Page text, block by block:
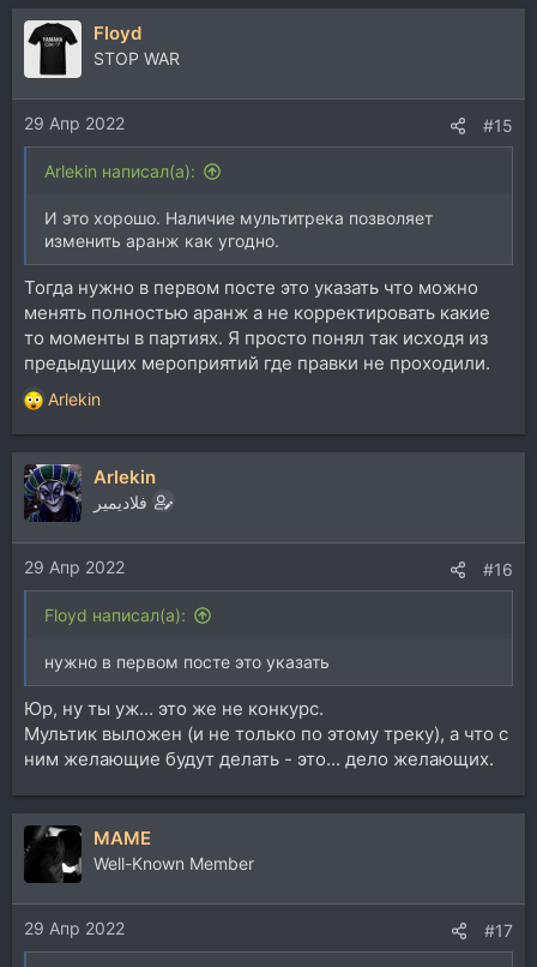
Floyd
STOP WAR
29 Апр 2022 #15
Arlekin написал(а):
И это хорошо. Наличие мультитрека позволяет
изменить аранж как угодно.
Тогда нужно в первом посте это указать что можно
менять полностью аранж а не корректировать какие
то моменты в партиях. Я просто понял так исходя из
предыдущих мероприятий где правки не проходили.
Р
е
а
к
ц
и
и
:
Arlekin
Arlekin
فلاديمير
29 Апр 2022 #16
Floyd написал(а):
нужно в первом посте это указать
Юр, ну ты уж... это же не конкурс.
Мультик выложен (и не только по этому треку), а что с
ним желающие будут делать - это... дело желающих.
MAME
Well-Known Member
29 Апр 2022 #17